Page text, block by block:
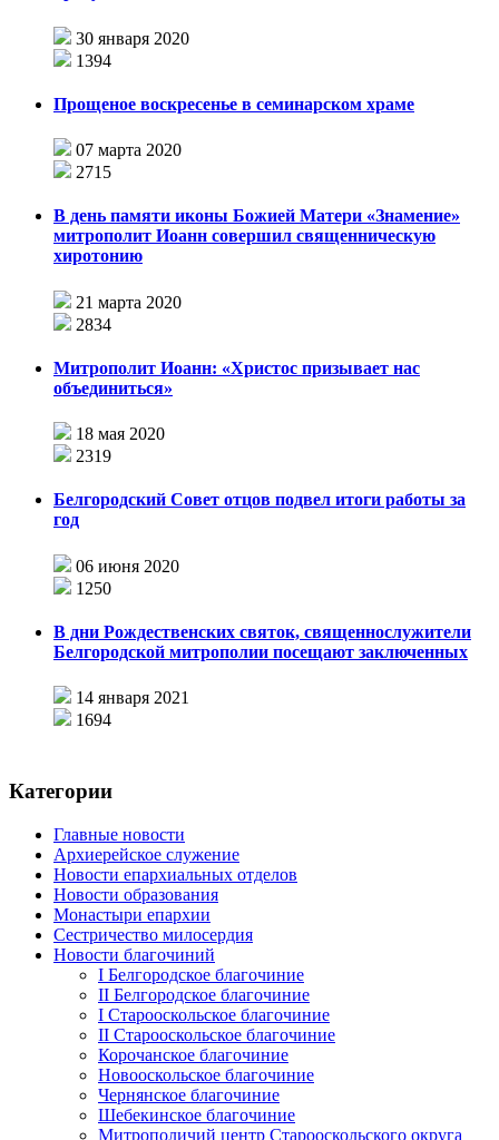
30 января 2020
1394
Прощеное воскресенье в семинарском храме
07 марта 2020
2715
В день памяти иконы Божией Матери «Знамение»
митрополит Иоанн совершил священническую
хиротонию
21 марта 2020
2834
Митрополит Иоанн: «Христос призывает нас
объединиться»
18 мая 2020
2319
Белгородский Совет отцов подвел итоги работы за
год
06 июня 2020
1250
В дни Рождественских святок, священнослужители
Белгородской митрополии посещают заключенных
14 января 2021
1694
Категории
Главные новости
Архиерейское служение
Новости епархиальных отделов
Новости образования
Монастыри епархии
Сестричество милосердия
Новости благочиний
I Белгородское благочиние
II Белгородское благочиние
I Старооскольское благочиние
II Старооскольское благочиние
Корочанское благочиние
Новооскольское благочиние
Чернянское благочиние
Шебекинское благочиние
Митрополичий центр Старооскольского округа